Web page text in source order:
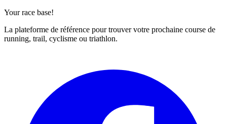
Your race base!
La plateforme de référence pour trouver votre prochaine course de
running, trail, cyclisme ou triathlon.